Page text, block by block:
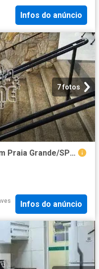
Infos do anúncio
7 fotos
Apartamento para Locação em Praia Grande/SP Cidade Ocian 1 Quartos
Infos do anúncio